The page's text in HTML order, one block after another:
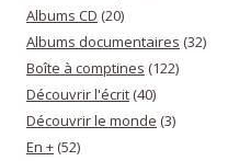
Albums CD (20)
Albums documentaires (32)
Boîte à comptines (122)
Découvrir l'écrit (40)
Découvrir le monde (3)
En + (52)